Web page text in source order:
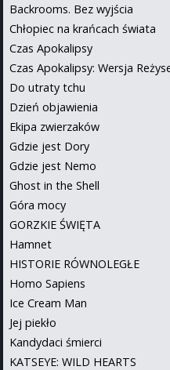
Backrooms. Bez wyjścia
Chłopiec na krańcach świata
Czas Apokalipsy
Czas Apokalipsy: Wersja
Do utraty tchu
Dzień objawienia
Ekipa zwierzaków
Gdzie jest Dory
Gdzie jest Nemo
Ghost in the Shell
Góra mocy
GORZKIE ŚWIĘTA
Hamnet
HISTORIE RÓWNOLEGŁE
Homo Sapiens
Ice Cream Man
Jej piekło
Kandydaci śmierci
KATSEYE: WILD HEARTS